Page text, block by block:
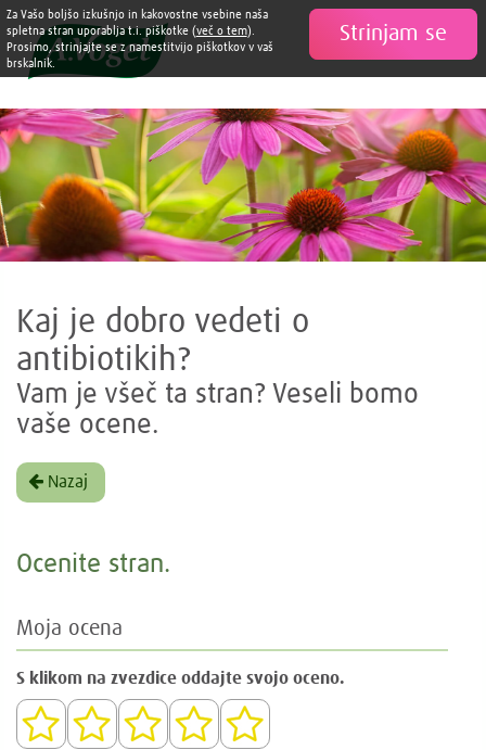

Kaj je dobro vedeti o
antibiotikih?
Vam je všeč ta stran? Veseli bomo
vaše ocene.
Nazaj
Ocenite stran.
Moja ocena
S klikom na zvezdice oddajte svojo oceno.
Strinjam se
Za Vašo boljšo izkušnjo in kakovostne vsebine naša
spletna stran uporablja t.i. piškotke (več o tem).
Prosimo, strinjajte se z namestitvijo piškotkov v vaš
brskalnik.